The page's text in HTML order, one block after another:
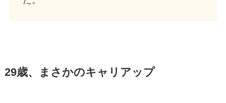
29歳、まさかのキャリアップ